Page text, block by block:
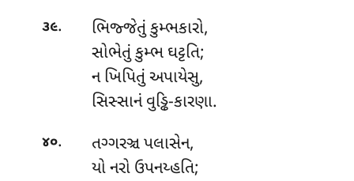
૩૯.
ભિજ્જેતું કુમ્ભકારો,
સોભેતું કુમ્ભ ઘટ્ટતિ;
ન ખિપિતું અપાયેસુ,
સિસ્સાનં વુડ્ઢિ-કારણા.
૪૦.
તગ્ગરઞ્ચ પલાસેન,
યો નરો ઉપનય્હતિ;